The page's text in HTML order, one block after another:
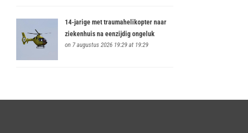
14-jarige met traumahelikopter naar
ziekenhuis na eenzijdig ongeluk
on 7 augustus 2026 19:29 at 19:29